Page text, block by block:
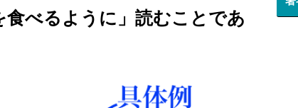
べるように」読むことであ